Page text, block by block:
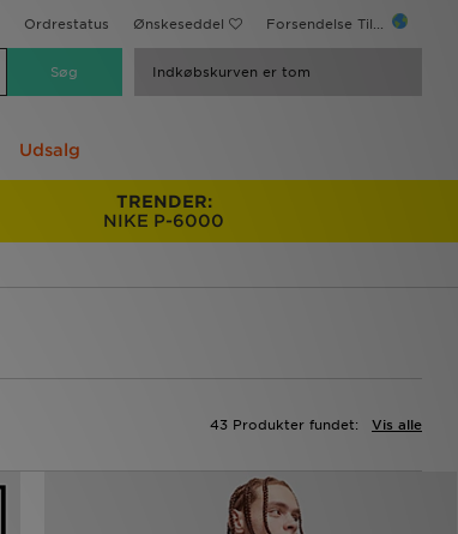
Ordrestatus Ønskeseddel Forsendelse Til...
Indkøbskurven er tom
Udsalg
TRENDER:
NIKE P-6000
Vis alle
43 Produkter fundet: